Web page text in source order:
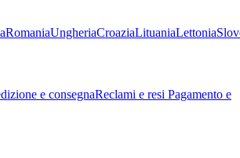
RomaniaUngheriaCroaziaLituaniaLettonia
e consegnaReclami e resi Pagamento e